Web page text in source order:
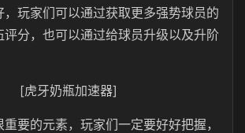
玩家们可以通过获取更多强势球员的
评分，也可以通过给球员升级以及升阶
[虎牙奶瓶加速器]
要的元素，玩家们一定要好好把握，